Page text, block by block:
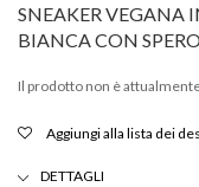
SNEAKER VEGANA
BIANCA CON
Il prodotto non è
Aggiungi alla lista dei
DETTAGLI